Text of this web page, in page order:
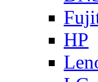
HP